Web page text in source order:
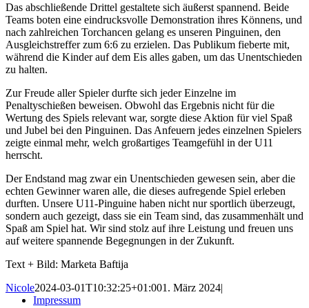
Das abschließende Drittel gestaltete sich äußerst spannend. Beide
Teams boten eine eindrucksvolle Demonstration ihres Könnens, und
nach zahlreichen Torchancen gelang es unseren Pinguinen, den
Ausgleichstreffer zum 6:6 zu erzielen. Das Publikum fieberte mit,
während die Kinder auf dem Eis alles gaben, um das Unentschieden
zu halten.
Zur Freude aller Spieler durfte sich jeder Einzelne im
Penaltyschießen beweisen. Obwohl das Ergebnis nicht für die
Wertung des Spiels relevant war, sorgte diese Aktion für viel Spaß
und Jubel bei den Pinguinen. Das Anfeuern jedes einzelnen Spielers
zeigte einmal mehr, welch großartiges Teamgefühl in der U11
herrscht.
Der Endstand mag zwar ein Unentschieden gewesen sein, aber die
echten Gewinner waren alle, die dieses aufregende Spiel erleben
durften. Unsere U11-Pinguine haben nicht nur sportlich überzeugt,
sondern auch gezeigt, dass sie ein Team sind, das zusammenhält und
Spaß am Spiel hat. Wir sind stolz auf ihre Leistung und freuen uns
auf weitere spannende Begegnungen in der Zukunft.
Text + Bild: Marketa Baftija
Nicole2024-03-01T10:32:25+01:001. März 2024|
Impressum